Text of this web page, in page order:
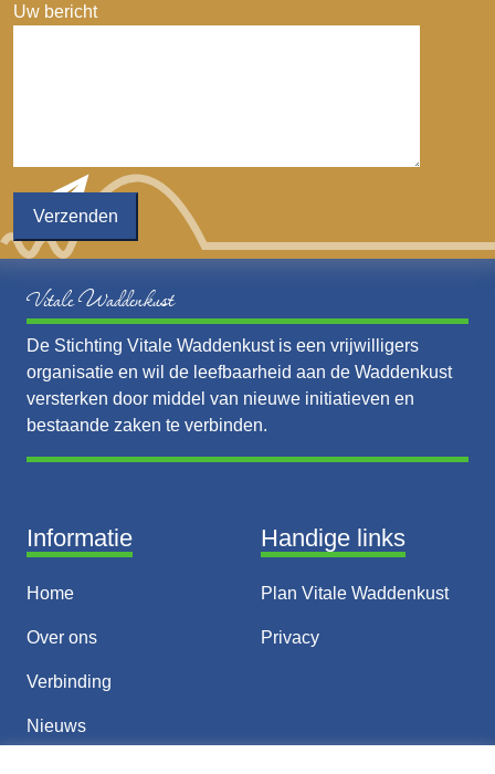
Uw bericht
Vitale Waddenkust
De Stichting Vitale Waddenkust is een vrijwilligers
organisatie en wil de leefbaarheid aan de Waddenkust
versterken door middel van nieuwe initiatieven en
bestaande zaken te verbinden.
Informatie
Home
Over ons
Verbinding
Nieuws
Handige links
Plan Vitale Waddenkust
Privacy